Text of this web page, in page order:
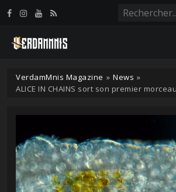
VerdamMnis Magazine » News »
ALICE IN CHAINS sort son premier
Panneau de gestion des cookies